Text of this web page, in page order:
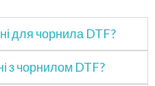
для чорнила DTF?
з чорнилом DTF?